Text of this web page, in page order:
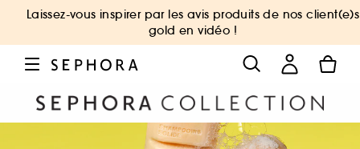
Laissez-vous inspirer par les avis produits de nos client(e)s
gold en vidéo !